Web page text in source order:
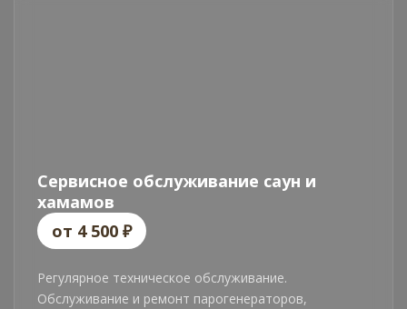
Сервисное обслуживание саун и
хамамов
от 4 500 ₽
Регулярное техническое обслуживание.
Обслуживание и ремонт парогенераторов,